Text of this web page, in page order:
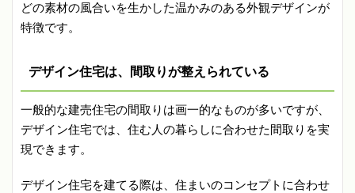
どの素材の風合いを生かした温かみのある外観デザインが
特徴です。
デザイン住宅は、間取りが整えられている
一般的な建売住宅の間取りは画一的なものが多いですが、
デザイン住宅では、住む人の暮らしに合わせた間取りを実
現できます。
デザイン住宅を建てる際は、住まいのコンセプトに合わせ